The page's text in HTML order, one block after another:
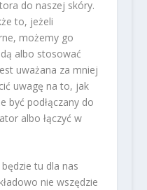
do naszej skóry.
to, jeżeli
możemy go
albo stosować
uważana za mniej
uwagę na to, jak
być podłączany do
albo łączyć w
tu dla nas
nie wszędzie